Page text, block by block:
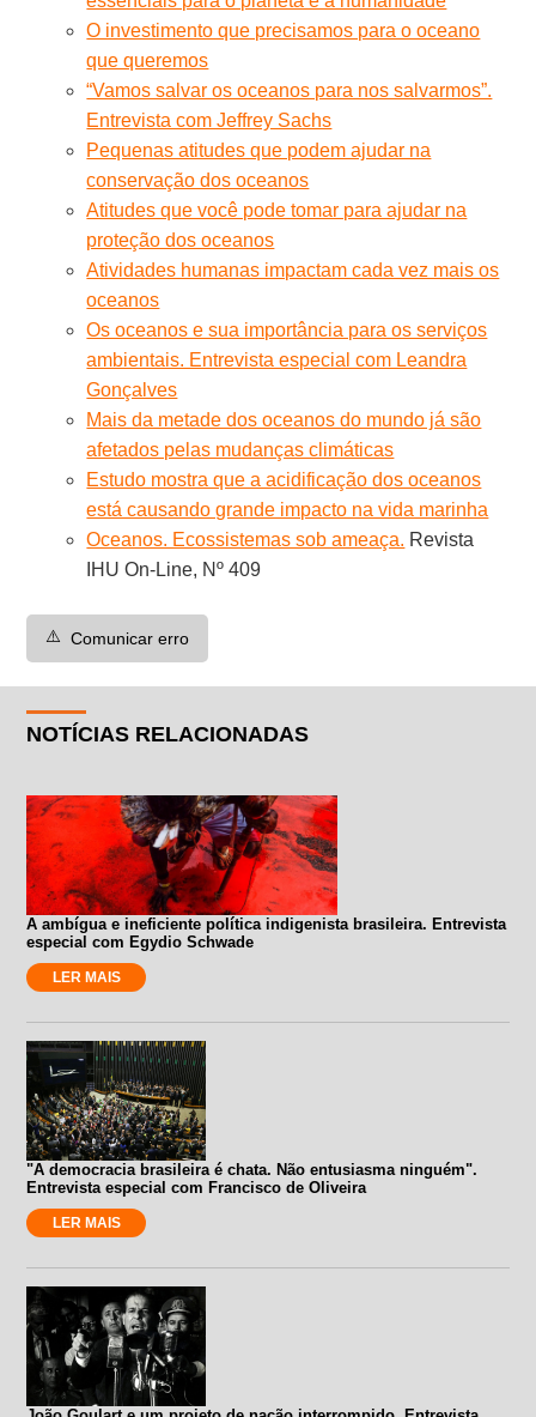
O investimento que precisamos para o oceano
que queremos
“Vamos salvar os oceanos para nos salvarmos”.
Entrevista com Jeffrey Sachs
Pequenas atitudes que podem ajudar na
conservação dos oceanos
Atitudes que você pode tomar para ajudar na
proteção dos oceanos
Atividades humanas impactam cada vez mais os
oceanos
Os oceanos e sua importância para os serviços
ambientais. Entrevista especial com Leandra
Gonçalves
Mais da metade dos oceanos do mundo já são
afetados pelas mudanças climáticas
Estudo mostra que a acidificação dos oceanos
está causando grande impacto na vida marinha
Oceanos. Ecossistemas sob ameaça. Revista
IHU On-Line, Nº 409
⚠️ Comunicar erro
NOTÍCIAS RELACIONADAS
A ambígua e ineficiente política indigenista brasileira. Entrevista
especial com Egydio Schwade
LER MAIS
"A democracia brasileira é chata. Não entusiasma ninguém".
Entrevista especial com Francisco de Oliveira
LER MAIS